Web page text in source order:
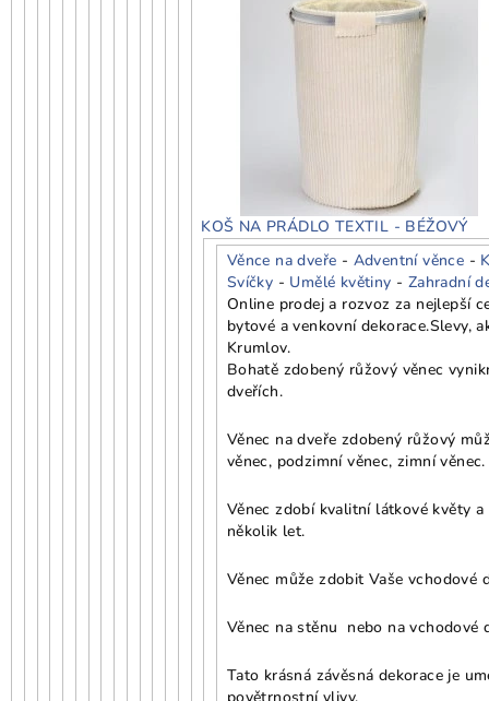
KOŠ NA PRÁDLO TEXTIL - BÉŽOVÝ
Věnce na dveře - Adventní věnce -
Svíčky - Umělé květiny - Zahradní
Online prodej a rozvoz za nejlepší
bytové a venkovní dekorace.Slevy,
Krumlov.
Bohatě zdobený růžový věnec
dveřích.
Věnec na dveře zdobený růžový
věnec, podzimní věnec, zimní
Věnec zdobí kvalitní látkové květy
několik let.
Věnec může zdobit Vaše vchodové
Věnec na stěnu nebo na vchodové
Tato krásná závěsná dekorace je